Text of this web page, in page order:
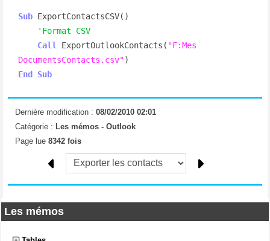
Les mémos
Sub ExportContactsCSV()
'Format CSV
Call
ExportOutlookContacts( "F:Mes
DocumentsContacts.csv"
End Sub
Dernière modification : 08/02/2010 02:01
Catégorie : Les mémos - Outlook
Page lue 8342 fois